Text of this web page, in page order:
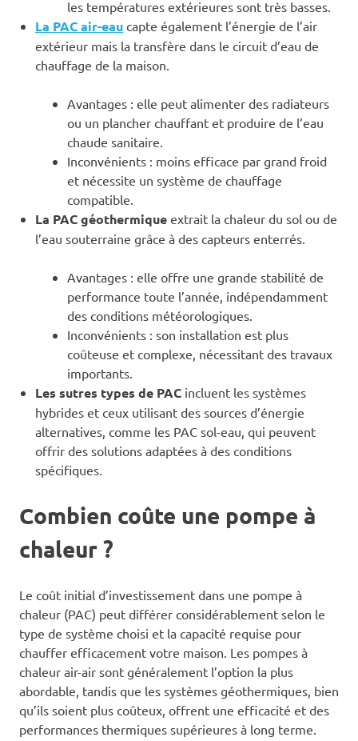
les températures extérieures sont très basses.
La PAC air-eau capte également l’énergie de l’air
extérieur mais la transfère dans le circuit d’eau de
chauffage de la maison.
Avantages : elle peut alimenter des radiateurs
ou un plancher chauffant et produire de l’eau
chaude sanitaire.
Inconvénients : moins efficace par grand froid
et nécessite un système de chauffage
compatible.
La PAC géothermique extrait la chaleur du sol ou de
l’eau souterraine grâce à des capteurs enterrés.
Avantages : elle offre une grande stabilité de
performance toute l’année, indépendamment
des conditions météorologiques.
Inconvénients : son installation est plus
coûteuse et complexe, nécessitant des travaux
importants.
Les sutres types de PAC incluent les systèmes
hybrides et ceux utilisant des sources d’énergie
alternatives, comme les PAC sol-eau, qui peuvent
offrir des solutions adaptées à des conditions
spécifiques.
Combien coûte une pompe à
chaleur ?
Le coût initial d’investissement dans une pompe à
chaleur (PAC) peut différer considérablement selon le
type de système choisi et la capacité requise pour
chauffer efficacement votre maison. Les pompes à
chaleur air-air sont généralement l’option la plus
abordable, tandis que les systèmes géothermiques, bien
qu’ils soient plus coûteux, offrent une efficacité et des
performances thermiques supérieures à long terme.